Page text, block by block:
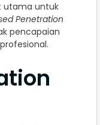
utama untuk
Penetration
pencapaian